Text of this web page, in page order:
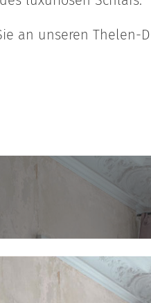
an unseren Thelen-